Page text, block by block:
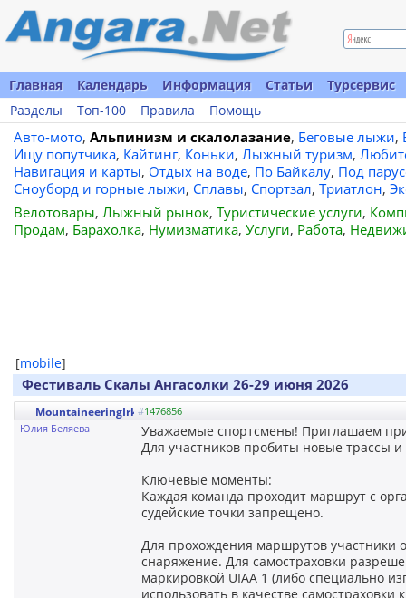
Главная Календарь Информация Статьи
Турсервис
Разделы
Топ-100 Правила Помощь
Авто-мото, Альпинизм и скалолазание, Беговые лыжи,
Ищу попутчика, Кайтинг, Коньки, Лыжный туризм,
Навигация и карты, Отдых на воде, По Байкалу, Под
Сноуборд и горные лыжи, Сплавы, Спортзал, Триатлон,
Велотовары, Лыжный рынок, Туристические услуги,
Продам, Барахолка, Нумизматика, Услуги, Работа,
[mobile]
Фестиваль Скалы Ангасолки 26-29 июня 2026
MountaineeringIrkutsk
#1476856
Юлия Беляева
Уважаемые спортсмены! Приглашаем
Для участников пробиты новые трассы
Ключевые моменты:
Каждая команда проходит маршрут с
судейские точки запрещено.
Для прохождения маршрутов участники
снаряжение. Для самостраховки
маркировкой UIAA 1 (либо специально
использовать в качестве